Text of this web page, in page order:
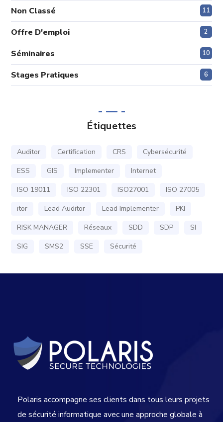
Non Classé 11
Offre D'emploi 2
Séminaires 10
Stages Pratiques 6
Étiquettes
Auditor Certification CRS
Cybersécurité
ESS
GIS Implementer
Internet
ISO 19011
ISO 22301 ISO27001
ISO 27005
itor
Lead Auditor Lead Implementer
PKI
RISK MANAGER
Réseaux SDD SDP
SI
SIG
SMS2 SSE Sécurité
Polaris accompagne ses clients dans tous leurs projets
de sécurité informatique avec une approche globale à